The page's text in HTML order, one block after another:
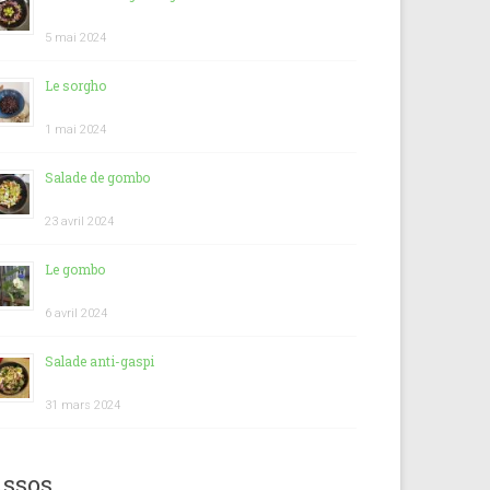
5 mai 2024
Le sorgho
1 mai 2024
Salade de gombo
23 avril 2024
Le gombo
6 avril 2024
Salade anti-gaspi
31 mars 2024